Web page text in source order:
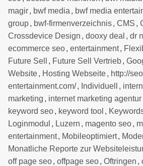
magir, bwf media , bwf media
group, bwf-firmenverzeichnis, CMS ,
Crossdevice Design , dooxy deal , dr
ecommerce seo, entertainment,
Future Sell
, Future Sell Vertrieb,
Website, Hosting Webseite, http://
entertainment.com/, Individuell ,
marketing , internet marketing agentur
keyword seo, keyword tool ,
Loginmodul , Luzern , magento seo,
entertainment, Mobileoptimiert,
Monatliche Reporte zur
off page seo, offpage seo, Oftringen ,